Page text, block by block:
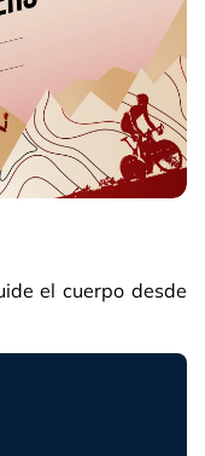
el cuerpo desde